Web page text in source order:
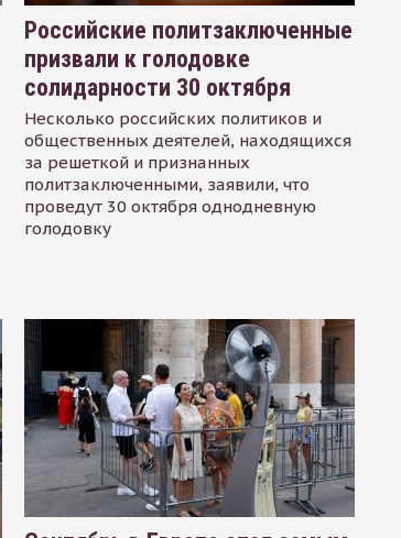
Российские политзаключенные
призвали к голодовке
солидарности 30 октября
Несколько российских политиков и
общественных деятелей, находящихся
за решеткой и признанных
политзаключенными, заявили, что
проведут 30 октября однодневную
голодовку